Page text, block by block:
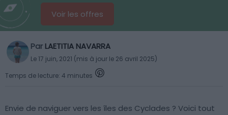
Voir les offres
Par LAETITIA NAVARRA
Le 17 juin, 2021 (mis à jour le 26 avril 2025)
Temps de lecture: 4 minutes
Envie de naviguer vers les îles des Cyclades ? Voici tout